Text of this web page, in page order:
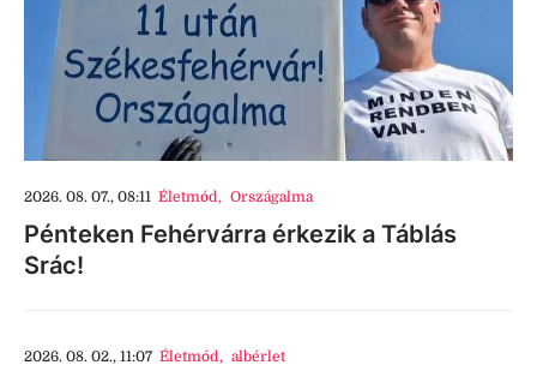
2026. 08. 07., 08:11 Életmód, Országalma
Pénteken Fehérvárra érkezik a Táblás
Srác!
2026. 08. 02., 11:07 Életmód, albérlet